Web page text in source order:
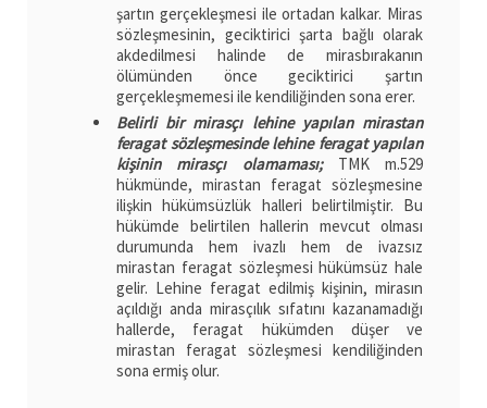
şartın gerçekleşmesi ile ortadan kalkar. Miras
sözleşmesinin, geciktirici şarta bağlı olarak
akdedilmesi halinde de mirasbırakanın
ölümünden önce geciktirici şartın
gerçekleşmemesi ile kendiliğinden sona erer.
Belirli bir mirasçı lehine yapılan mirastan
feragat sözleşmesinde lehine feragat yapılan
kişinin mirasçı olamaması;TMK m.529
hükmünde, mirastan feragat sözleşmesine
ilişkin hükümsüzlük halleri belirtilmiştir. Bu
hükümde belirtilen hallerin mevcut olması
durumunda hem ivazlı hem de ivazsız
mirastan feragat sözleşmesi hükümsüz hale
gelir. Lehine feragat edilmiş kişinin, mirasın
açıldığı anda mirasçılık sıfatını kazanamadığı
hallerde, feragat hükümden düşer ve
mirastan feragat sözleşmesi kendiliğinden
sona ermiş olur.